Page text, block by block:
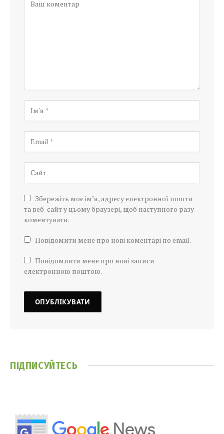
Збережіть моє ім’я, адресу електронної пошти
та веб-сайт у цьому браузері, щоб наступного разу
коментувати.
Повідомити мене про нові коментарі по email.
Повідомляти мене про нові записи
електронною поштою.
ПІДПИСУЙТЕСЬ